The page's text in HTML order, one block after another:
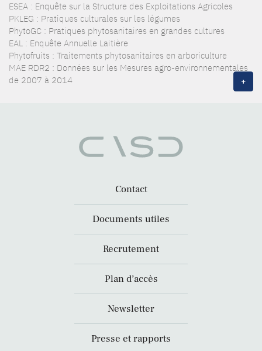
ESEA : Enquête sur la Structure des Exploitations Agricoles
PKLEG : Pratiques culturales sur les légumes
PhytoGC : Pratiques phytosanitaires en grandes cultures
EAL : Enquête Annuelle Laitière
Phytofruits : Traitements phytosanitaires en arboriculture
MAE RDR2 : Données sur les Mesures agro-environnementales
de 2007 à 2014
+
Contact
Documents utiles
Recrutement
Plan d’accès
Newsletter
Presse et rapports